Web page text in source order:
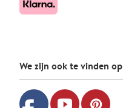
We zijn ook te vinden op
youtube pinterest